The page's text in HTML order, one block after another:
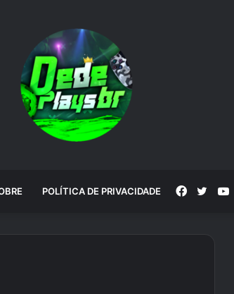
POLÍTICA DE PRIVACIDADE Facebook